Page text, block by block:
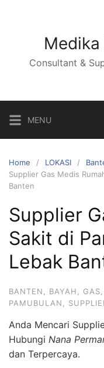
Consultant &
MENU
Home LOKASI
Supplier Gas Medis
Banten
Supplier
Sakit di
Lebak
BANTEN BAYAH GAS
PAMUBULAN
Anda Mencari
Hubungi Nana
dan Terpercaya.